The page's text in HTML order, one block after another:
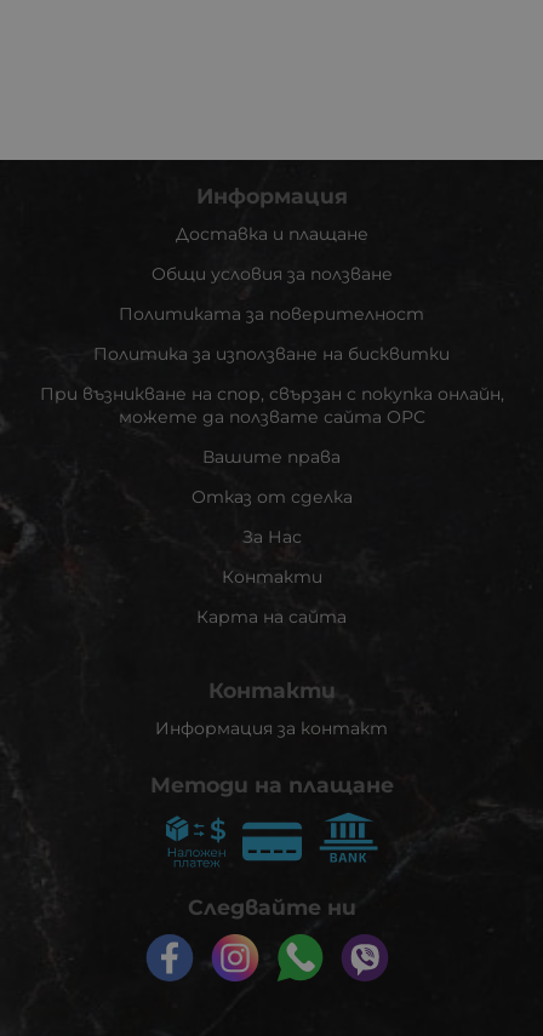
Информация
Доставка и плащане
Общи условия за ползване
Политиката за поверителност
Политика за използване на бисквитки
При възникване на спор, свързан с покупка онлайн,
можете да ползвате сайта ОРС
Вашите права
Отказ от сделка
За Нас
Контакти
Карта на сайта
Контакти
Информация за контакт
Методи на плащане
Следвайте ни